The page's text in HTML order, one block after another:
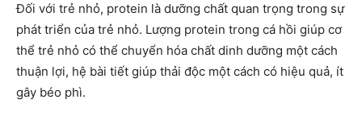
Đối với trẻ nhỏ, protein là dưỡng chất quan trọng trong sự
phát triển của trẻ nhỏ. Lượng protein trong cá hồi giúp cơ
thể trẻ nhỏ có thể chuyển hóa chất dinh dưỡng một cách
thuận lợi, hệ bài tiết giúp thải độc một cách có hiệu quả, ít
gây béo phì.